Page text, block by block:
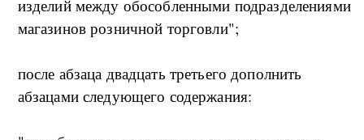
изделий между обособленными подразделениями
магазинов розничной торговли";
после абзаца двадцать третьего дополнить
абзацами следующего содержания: